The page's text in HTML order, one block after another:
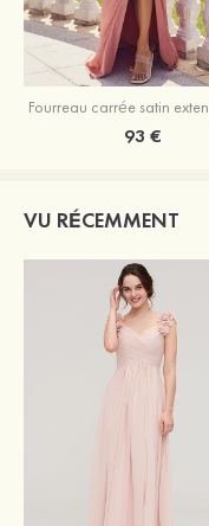
93 €
VU RÉCEMMENT